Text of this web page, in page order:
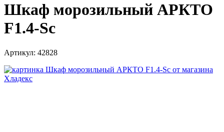
Шкаф морозильный АРКТО
F1.4-Sc
Артикул: 42828